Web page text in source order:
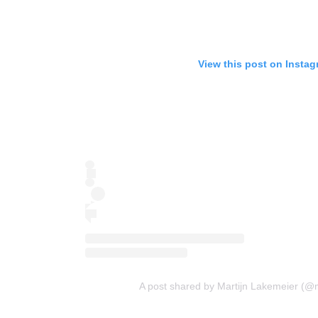
View this post on
A post shared by Martijn Lakemeier